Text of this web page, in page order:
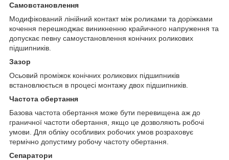
Самовстановлення
Модифікований лінійний контакт між роликами та доріжками
кочення перешкоджає виникненню крайичного напруження та
допускає певну самоустановлення конічних роликових
підшипників.
Зазор
Осьовий проміжок конічних роликових підшипників
встановлюється в процесі монтажу двох підшипників.
Частота обертання
Базова частота обертання може бути перевищена аж до
граничної частоти обертання, якщо це дозволяють робочі
умови. Для обліку особливих робочих умов розраховує
термічно допустиму робочу частоту обертання.
Сепаратори